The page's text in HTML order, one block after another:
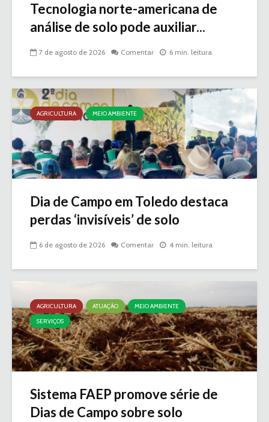
Tecnologia norte-americana de
análise de solo pode auxiliar...
7 de agosto de 2026 Comentar 6 min. leitura
AGRICULTURA MEIO AMBIENTE
Dia de Campo em Toledo destaca
perdas ‘invisíveis’ de solo
6 de agosto de 2026 Comentar 4 min. leitura
AGRICULTURA ATUAÇÃO
MEIO AMBIENTE
SERVIÇOS
Sistema FAEP promove série de
Dias de Campo sobre solo